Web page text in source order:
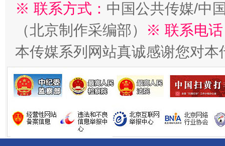
千年窑火 生生不息 一
※ 联系方式： 中国公共传媒/中
（北京制作采编部）
※ 联系电
本传媒系列网站真诚感谢您对